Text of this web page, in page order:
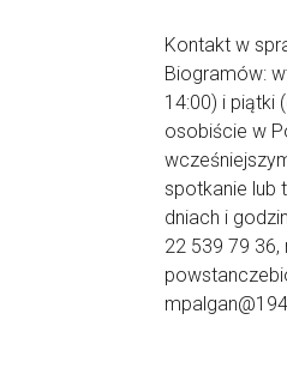
Kontakt w
Biogramów:
14:00) i piątki
osobiście w
spotkanie lub
dniach i
22 539 79 36,